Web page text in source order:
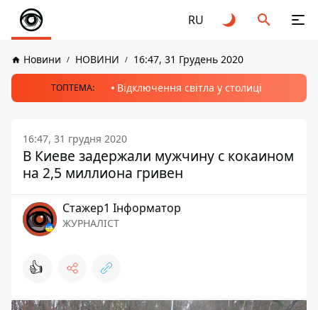
RU
Новини НОВИНИ 16:47, 31 Грудень 2020
ТОПТЕМА: Відключення світла у столиці
16:47, 31 грудня 2020
В Киеве задержали мужчину с кокаином
на 2,5 миллиона гривен
Стажер1 Інформатор
ЖУРНАЛІСТ
👍